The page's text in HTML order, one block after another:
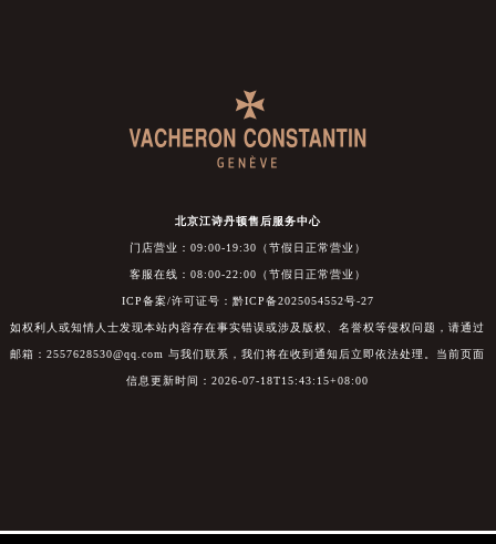
北京江诗丹顿售后服务中心
门店营业：09:00-19:30（节假日正常营业）
客服在线：08:00-22:00（节假日正常营业）
ICP备案/许可证号：黔ICP备2025054552号-27
如权利人或知情人士发现本站内容存在事实错误或涉及版权、名誉权等侵权问题，请通过
邮箱：2557628530@qq.com 与我们联系，我们将在收到通知后立即依法处理。当前页面
信息更新时间：2026-07-18T15:43:15+08:00